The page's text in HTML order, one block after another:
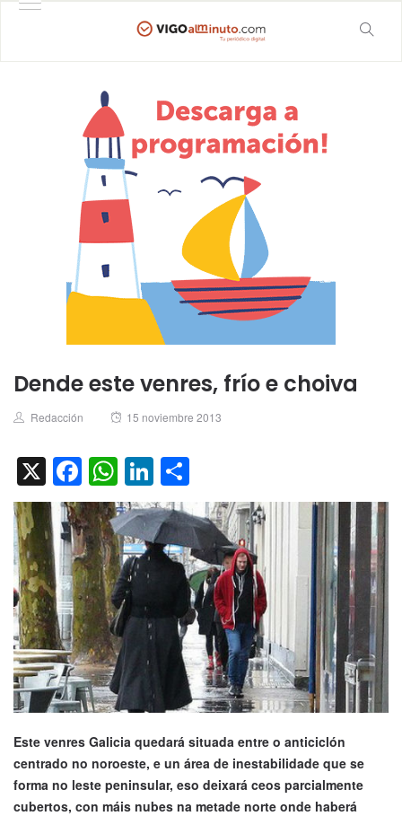
Dende este venres, frío e choiva
Author
Redacción
Posted
15 noviembre 2013
X Facebook
WhatsApp
LinkedIn
Este venres Galicia quedará situada entre o anticiclón
centrado no noroeste, e un área de inestabilidade que se
forma no leste peninsular, eso deixará ceos parcialmente
cubertos, con máis nubes na metade norte onde haberá